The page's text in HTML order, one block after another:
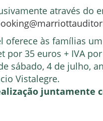
através do
oferece às famílias um
por 35 euros + IVA
sábado, 4 de julho,
Vistalegre.
juntamente